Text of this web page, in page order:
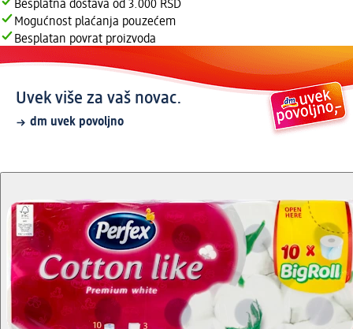
Besplatna dostava od 3.000 RSD
Mogućnost plaćanja pouzećem
Besplatan povrat proizvoda
Uvek više za vaš novac.
dm uvek povoljno